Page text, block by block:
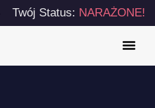
Twój Status: NARAŻONE!